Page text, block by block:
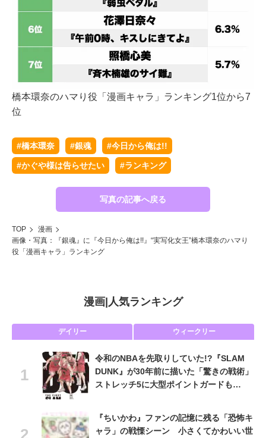
橋本環奈のハマり役「漫画キャラ」ランキング1位から7
位
#橋本環奈 #銀魂 #今日から俺は!!
#かぐや様は告らせたい #ランキング
写真の記事へ戻る
TOP
漫画
画像・写真：『銀魂』に『今日から俺は!!』“実写化女王”橋本環奈のハマり
役「漫画キャラ」ランキング
漫画| 人気ランキング
デイリー ウィークリー
令和のNBAを先取りしていた!?『SLAM
DUNK』が30年前に描いた「驚きの戦術」
ストレッチ5に大型ポイントガードも…
『ちいかわ』ファンの記憶に残る「恐怖キ
ャラ」の戦慄シーン 小さくてかわいい世